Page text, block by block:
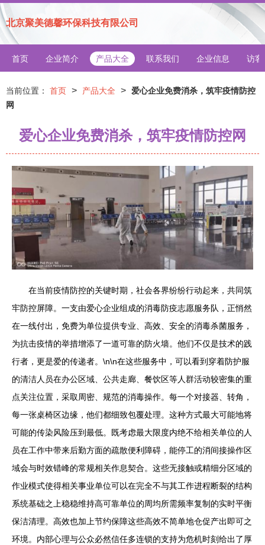
北京聚美德馨环保科技有限公司
首页 企业简介 产品大全 联系我们 企业信息 访客
当前位置： 首页 > 产品大全 >
爱心企业免费消杀，筑牢疫情防控
网
爱心企业免费消杀，筑牢疫情防控网
在当前疫情防控的关键时期，社会各界纷纷行动起来，共同筑
牢防控屏障。一支由爱心企业组成的消毒防疫志愿服务队，正悄然
在一线付出，免费为单位提供专业、高效、安全的消毒杀菌服务，
为抗击疫情的举措增添了一道可靠的防火墙。他们不仅是技术的践
行者，更是爱的传递者。\n\n在这些服务中，可以看到穿着防护服
的清洁人员在办公区域、公共走廊、餐饮区等人群活动较密集的重
点关注位置，采取周密、规范的消毒操作。每一个对接器、转角，
每一张桌椅区边缘，他们都细致包覆处理。这种方式最大可能地将
可能的传染风险压到最低。既考虑最大限度内绝不给相关单位的人
员在工作中带来后勤方面的疏散便利障碍，能停工的消间接操作区
域会与时效错峰的常规相关作息契合。这些无接触或精细分区域的
作业模式使得相关事业单位可以在完全不与其工作进程断裂的结构
系统基础之上稳稳维持高可靠单位的周均所需频率复制的实时平衡
保洁清理。高效也加上节约保障这些高效不简单地仓促产出即可之
环境。内部心理与公众必然信任多连锁的支持为危机时刻给出了厚